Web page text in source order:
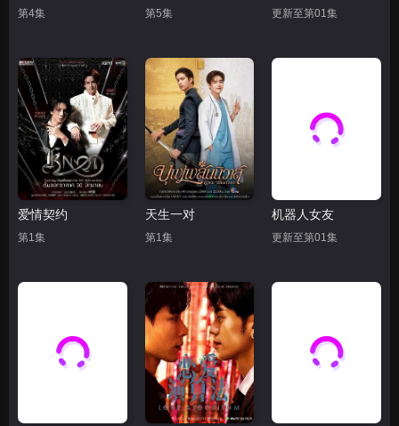
第4集 第5集 更新至第01集
爱情契约
第1集
天生一对
第1集
机器人女友
更新至第01集